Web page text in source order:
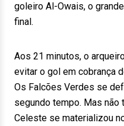
goleiro Al-Owais, o
final.
Aos 21 minutos, o
evitar o gol em cobrança
Os Falcões Verdes se
segundo tempo. Mas
Celeste se materializou